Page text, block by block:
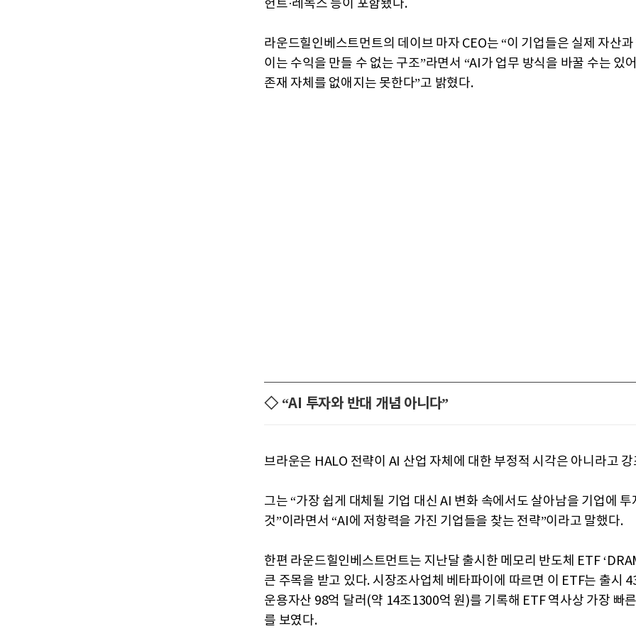
헌트·레녹스 등이 포함됐다.
라운드힐인베스트먼트의 데이브 마자 CEO는 “이 기업들은 실제 자산
이는 수익을 만들 수 없는 구조”라면서 “AI가 업무 방식을 바꿀 수는 있
존재 자체를 없애지는 못한다”고 밝혔다.
◇ “AI 투자와 반대 개념 아니다”
브라운은 HALO 전략이 AI 산업 자체에 대한 부정적 시각은 아니라고
그는 “가장 쉽게 대체될 기업 대신 AI 변화 속에서도 살아남을 기업에 투
것”이라면서 “AI에 저항력을 가진 기업들을 찾는 전략”이라고 말했다.
한편 라운드힐인베스트먼트는 지난달 출시한 메모리 반도체 ETF
큰 주목을 받고 있다. 시장조사업체 베타파이에 따르면 이 ETF는 출시
운용자산 98억 달러(약 14조1300억 원)를 기록해 ETF 역사상 가장 빠
를 보였다.